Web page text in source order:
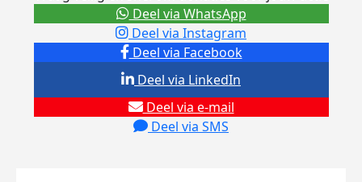
Deel via Facebook
Deel via Instagram
Deel via e-mail
Deel via SMS
Deel via LinkedIn
Deel via WhatsApp